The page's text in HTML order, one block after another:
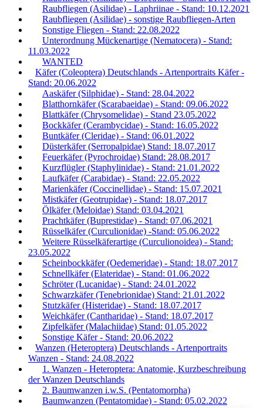
Raubfliegen (Asilidae) - Laphriinae - Stand: 10.12.2021
Raubfliegen (Asilidae) - sonstige Raubfliegen-Arten
Sonstige Fliegen - Stand: 22.08.2022
Unterordnung Mückenartige (Nematocera) - Stand:
11.03.2022
WANTED
Käfer (Coleoptera) Deutschlands - Artenportraits Käfer -
Stand: 20.06.2022
Aaskäfer (Silphidae) - Stand: 28.04.2022
Blatthornkäfer (Scarabaeidae) - Stand: 09.06.2022
Blattkäfer (Chrysomelidae) - Stand 23.05.2022
Bockkäfer (Cerambycidae) - Stand: 16.05.2022
Buntkäfer (Cleridae) - Stand: 06.01.2022
Düsterkäfer (Serropalpidae) Stand: 18.07.2017
Feuerkäfer (Pyrochroidae) Stand: 28.08.2017
Kurzflügler (Staphylinidae) - Stand: 21.01.2022
Laufkäfer (Carabidae) - Stand: 22.05.2022
Marienkäfer (Coccinellidae) - Stand: 15.07.2021
Mistkäfer (Geotrupidae) - Stand: 18.07.2017
Ölkäfer (Meloidae) Stand: 03.04.2021
Prachtkäfer (Buprestidae) - Stand: 07.06.2021
Rüsselkäfer (Curculionidae) -Stand: 05.06.2022
Weitere Rüsselkäferartige (Curculionoidea) - Stand:
23.05.2022
Scheinbockkäfer (Oedemeridae) - Stand: 18.07.2017
Schnellkäfer (Elateridae) - Stand: 01.06.2022
Schröter (Lucanidae) - Stand: 24.01.2022
Schwarzkäfer (Tenebrionidae) Stand: 21.01.2022
Stutzkäfer (Histeridae) - Stand: 18.07.2017
Weichkäfer (Cantharidae) - Stand: 18.07.2017
Zipfelkäfer (Malachiidae) Stand: 01.05.2022
Sonstige Käfer - Stand: 20.06.2022
Wanzen (Heteroptera) Deutschlands - Artenportraits
Wanzen - Stand: 24.08.2022
1. Wanzen - Heteroptera: Anatomie, Kurzbeschreibung
der Wanzen Deutschlands
2. Baumwanzen i.w.S. (Pentatomorpha)
Baumwanzen (Pentatomidae) - Stand: 05.02.2022